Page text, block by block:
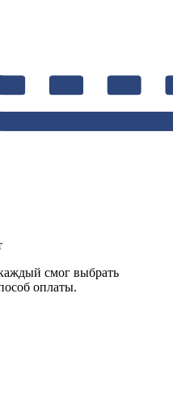
смог выбрать
оплаты.